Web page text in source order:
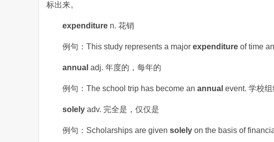
标出来。
expenditure n. 花销
例句：This study represents a major expenditure of time
annual adj. 年度的，每年的
例句：The school trip has become an annual event. 学校组
solely adv. 完全是，仅仅是
例句：Scholarships are given solely on the basis of